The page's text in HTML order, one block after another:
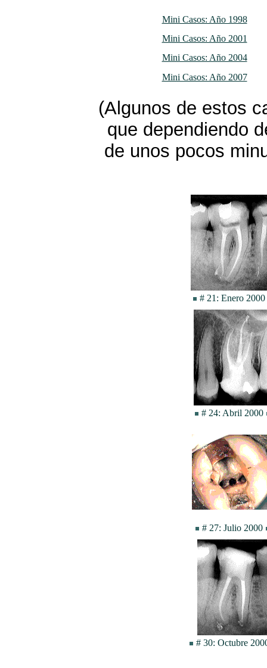
Mini Casos: Año 1998
Mini Casos: Año 2001
Mini Casos: Año 2004
Mini Casos: Año 2007
(Algunos de estos
que dependiendo
de unos pocos
# 21: Enero 2000
# 24: Abril 2000
# 27: Julio 2000
# 30: Octubre